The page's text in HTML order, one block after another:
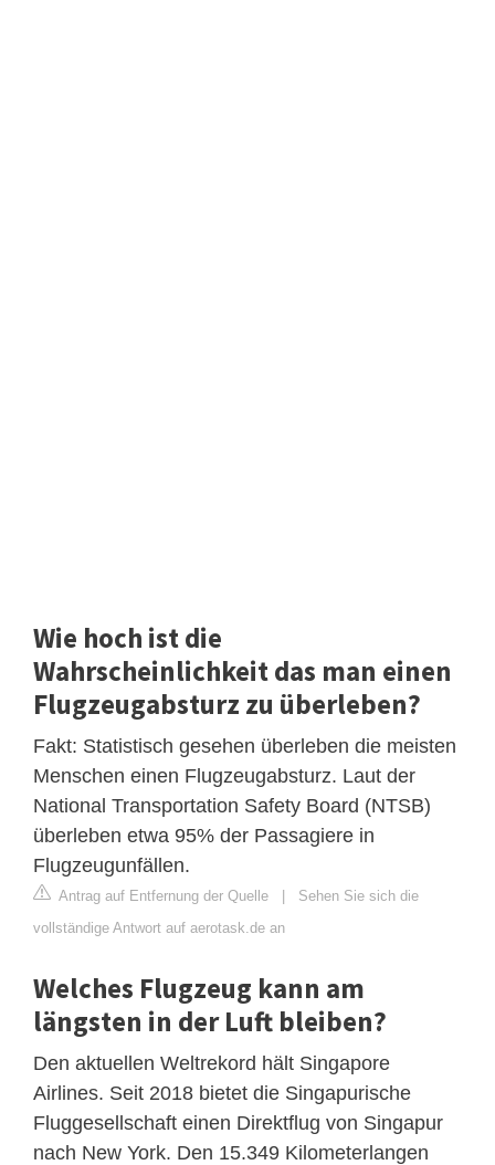
Wie hoch ist die
Wahrscheinlichkeit das man einen
Flugzeugabsturz zu überleben?
Fakt: Statistisch gesehen überleben die meisten
Menschen einen Flugzeugabsturz. Laut der
National Transportation Safety Board (NTSB)
überleben etwa 95% der Passagiere in
Flugzeugunfällen.
Antrag auf Entfernung der Quelle | Sehen Sie sich die
vollständige Antwort auf aerotask.de an
Welches Flugzeug kann am
längsten in der Luft bleiben?
Den aktuellen Weltrekord hält Singapore
Airlines. Seit 2018 bietet die Singapurische
Fluggesellschaft einen Direktflug von Singapur
nach New York. Den 15.349 Kilometerlangen